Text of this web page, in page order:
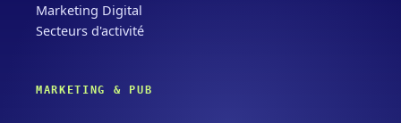
Marketing Digital
Secteurs d'activité
MARKETING & PUB